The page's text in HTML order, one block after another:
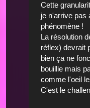
Cette
je n'arrive pas
phénomène !
La résolution
réflex) devrait
bien ça ne
bouillie mais
comme l'oeil
C'est le